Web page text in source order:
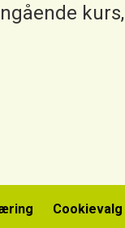
kurs,
Cookievalg